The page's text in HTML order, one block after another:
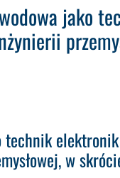
jako
technik
w